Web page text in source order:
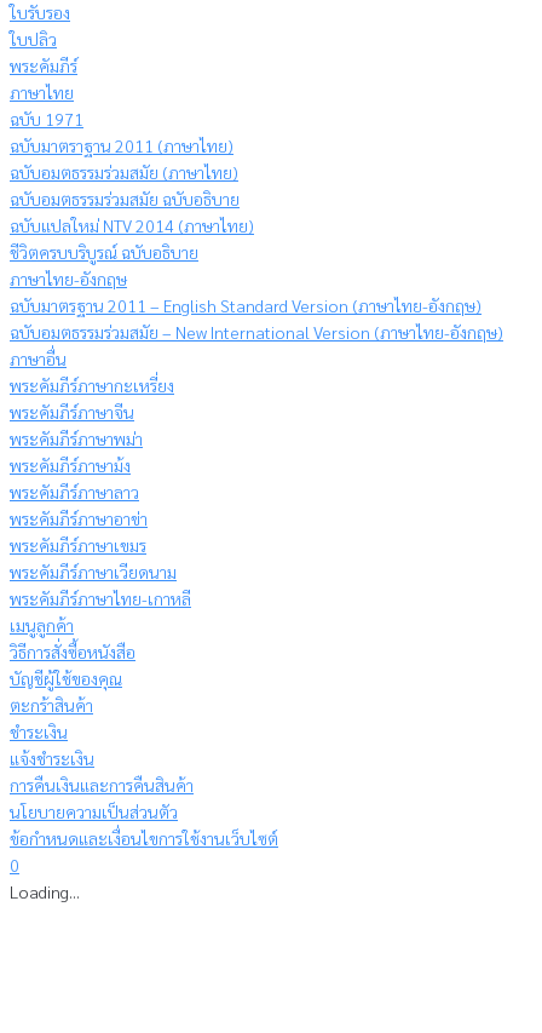
ใบรับรอง
ใบปลิว
พระคัมภีร์
ภาษาไทย
ฉบับ 1971
ฉบับมาตราฐาน 2011 (ภาษาไทย)
ฉบับอมตธรรมร่วมสมัย (ภาษาไทย)
ฉบับอมตธรรมร่วมสมัย ฉบับอธิบาย
ฉบับแปลใหม่ NTV 2014 (ภาษาไทย)
ชีวิตครบบริบูรณ์ ฉบับอธิบาย
ภาษาไทย-อังกฤษ
ฉบับมาตรฐาน 2011 – English Standard Version (ภาษาไทย-อังกฤษ)
ฉบับอมตธรรมร่วมสมัย – New International Version (ภาษาไทย-อังกฤษ)
ภาษาอื่น
พระคัมภีร์ภาษากะเหรี่ยง
พระคัมภีร์ภาษาจีน
พระคัมภีร์ภาษาพม่า
พระคัมภีร์ภาษาม้ง
พระคัมภีร์ภาษาลาว
พระคัมภีร์ภาษาอาข่า
พระคัมภีร์ภาษาเขมร
พระคัมภีร์ภาษาเวียดนาม
พระคัมภีร์ภาษาไทย-เกาหลี
เมนูลูกค้า
วิธีการสั่งซื้อหนังสือ
บัญชีผู้ใช้ของคุณ
ตะกร้าสินค้า
ชำระเงิน
แจ้งชำระเงิน
การคืนเงินและการคืนสินค้า
นโยบายความเป็นส่วนตัว
ข้อกำหนดและเงื่อนไขการใช้งานเว็บไซต์
0
Loading...